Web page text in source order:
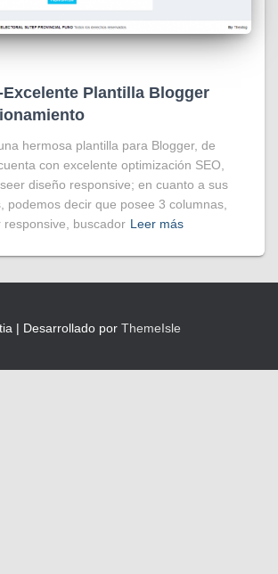
Excelente Plantilla Blogger
hermosa plantilla para Blogger, de
con excelente optimización SEO,
diseño responsive; en cuanto a sus
podemos decir que posee 3 columnas,
responsive, buscador Leer más
| Desarrollado por ThemeIsle